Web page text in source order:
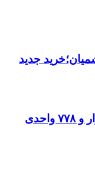
جدید
تداوم ریزش بورس؛ افت ۴۲ هزار و ۷۷۸ واحدی